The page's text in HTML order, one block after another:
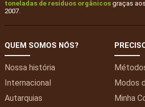
toneladas de resíduos orgânicosgraças
2007.
QUEM SOMOS NÓS?
Nossa história
Internacional
Autarquias
Modos
Minha